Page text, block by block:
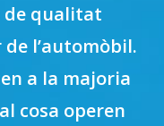
de qualitat
l’automòbil.
a la majoria
cosa operen